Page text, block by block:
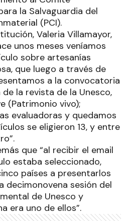
la Salvaguardia del
(PCI).
Valeria Villamayor,
unos meses veníamos
sobre artesanías
que luego a través de
a la convocatoria
la revista de la Unesco,
(Patrimonio vivo);
evaluadoras y quedamos
se eligieron 13, y entre
que “al recibir el email
estaba seleccionado,
países a presentarlos
decimonovena sesión del
de Unesco y
era uno de ellos”.